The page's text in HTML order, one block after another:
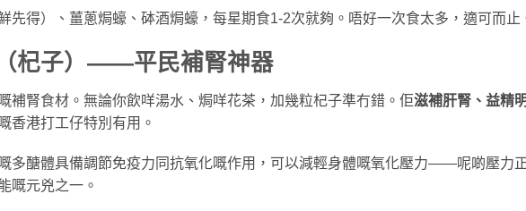
先得）、薑蔥焗蠔、砵酒焗蠔，每星期食1-2次就夠。唔好一次食太多，適可而止
杞子）——平民補腎神器
補腎食材。無論你飲咩湯水、焗咩花茶，加幾粒杞子準冇錯。佢滋補肝腎、益精
香港打工仔特別有用。
多醣體具備調節免疫力同抗氧化嘅作用，可以減輕身體嘅氧化壓力——呢啲壓力
嘅元兇之一。